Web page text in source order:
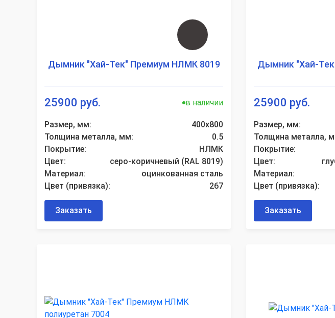
Дымник "Хай-Тек" Премиум НЛМК 8019
25900 руб. в наличии
Размер, мм:
400х800
Толщина металла, мм:
0.5
Покрытие:
НЛМК
Цвет:
серо-коричневый (RAL 8019)
Материал:
оцинкованная сталь
Цвет (привязка):
267
Заказать
Дымник "Хай-
25900 руб.
Размер, мм:
Толщина металла,
Покрытие:
Цвет:
Материал:
Цвет (привязка):
Заказать